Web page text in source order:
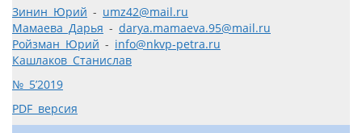
Зинин Юрий - umz42@mail.ru
Мамаева Дарья - darya.mamaeva.95@mail.ru
Ройзман Юрий - info@nkvp-petra.ru
Кашлаков Станислав
№ 5’2019
PDF версия